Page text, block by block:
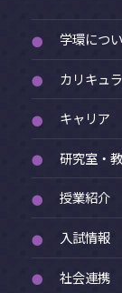
● 学環につ
● カリキュ
● キャリア
● 研究室・
● 授業紹介
● 入試情報
● 社会連携